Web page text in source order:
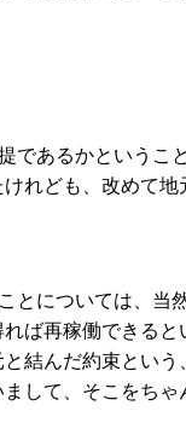
であるかという
れども、改めて
とについては、
ば再稼働できる
結んだ約束とい
して、そこをち